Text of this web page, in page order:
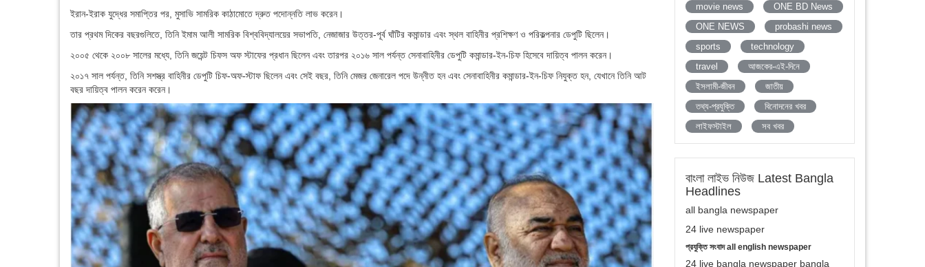
ইরান-ইরাক যুদ্ধের সমাপ্তির পর, মুসাভি সামরিক কাঠামোতে দ্রুত পদোন্নতি লাভ করেন।
তার প্রথম দিকের বছরগুলিতে, তিনি ইমাম আলী সামরিক বিশ্ববিদ্যালয়ের সভাপতি, নেজাজার উত্তর-পূর্ব ঘাঁটির কমান্ডার এবং স্থল বাহিনীর প্রশিক্ষণ ও পরিকল্পনার ডেপুটি ছিলেন।
২০০৫ থেকে ২০০৮ সালের মধ্যে, তিনি জয়েন্ট চিফস অফ স্টাফের প্রধান ছিলেন এবং তারপর ২০১৬ সাল পর্যন্ত সেনাবাহিনীর ডেপুটি কমান্ডার-ইন-চিফ হিসেবে দায়িত্ব পালন করেন।
২০১৭ সাল পর্যন্ত, তিনি সশস্ত্র বাহিনীর ডেপুটি চিফ-অফ-স্টাফ ছিলেন এবং সেই বছর, তিনি মেজর জেনারেল পদে উন্নীত হন এবং সেনাবাহিনীর কমান্ডার-ইন-চিফ নিযুক্ত হন, যেখানে তিনি আট
বছর দায়িত্ব পালন করেন করেন।
movie news
ONE BD News
ONE NEWS
probashi news
sports
technology
travel
আজকের-এই-দিনে
ইসলামী-জীবন
জাতীয়
তথ্য-প্রযুক্তি
বিনোদনের খবর
লাইফস্টাইল
সব খবর
বাংলা লাইভ নিউজ Latest Bangla
Headlines
all bangla newspaper
24 live newspaper
প্রযুক্তি সংবাদ all english newspaper
24 live bangla newspaper bangla